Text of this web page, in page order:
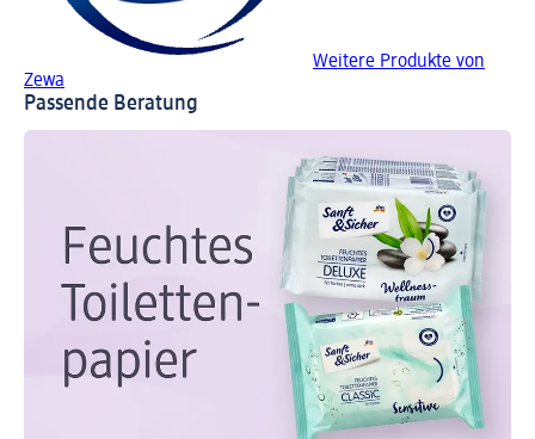
Weitere Produkte von
Zewa
Passende Beratung